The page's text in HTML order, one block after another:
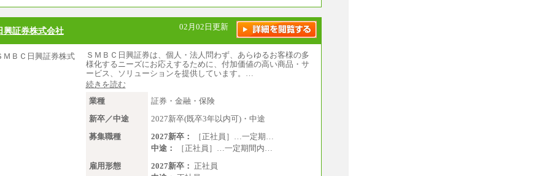
基本月給／20万5000円以上(正社員・準社
※経験、能力を考慮の上、当社規定によ
り優遇いたします
※自己成長支援金(10,000円）を含む
興証券株式会社 02月02日更新
ＳＭＢＣ日興証券は、個人・法人問わず、あらゆるお客様の多
様化するニーズにお応えするために、付加価値の高い商品・サ
ービス、ソリューションを提供しています。…
続きを読む
業種
証券・金融・保険
新卒／中途
2027新卒(既卒3年以内可)・中途
募集職種
2027新卒：
［正社員］…一定期…
中途：
［正社員］…一定期間内…
雇用形態
2027新卒： 正社員